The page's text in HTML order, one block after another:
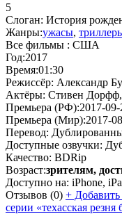
5
Слоган: История
Жанры:ужасы,
Все фильмы : США
Год:2017
Время:01:30
Режиссёр: Александр
Актёры: Стивен
Премьера (РФ):2017-09-
Премьера (Мир):2017-
Перевод:
Доступные озвучки:
Качество: BDRip
Возраст:зрителям,
Доступно на: iPhone,
Отзывов (0) + Добавить
серии «техасская резня